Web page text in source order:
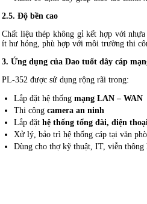
2.5. Độ bền cao
Chất liệu thép không gỉ kết hợp với
ít hư hỏng, phù hợp với môi trường thi
3. Ứng dụng của Dao tuốt dây cáp
PL-352 được sử dụng rộng rãi trong:
Lắp đặt hệ thống mạng LAN – WAN
Thi công camera an ninh
Lắp đặt hệ thống tổng đài, điện
Xử lý, bảo trì hệ thống cáp tại văn
Dùng cho thợ kỹ thuật, IT, viễn thông